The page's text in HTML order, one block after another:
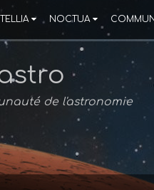
NOCTUA
de l'astronomie